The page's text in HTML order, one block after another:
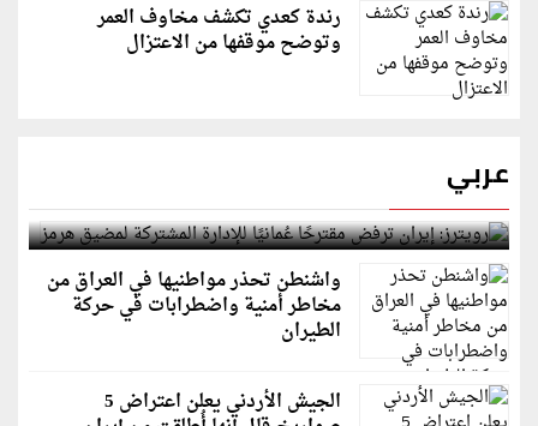
رندة كعدي تكشف مخاوف العمر
وتوضح موقفها من الاعتزال
عربي
رويترز: إيران ترفض مقترحًا عُمانيًا للإدارة المشتركة
لمضيق هرمز
واشنطن تحذر مواطنيها في العراق من
مخاطر أمنية واضطرابات في حركة
الطيران
الجيش الأردني يعلن اعتراض 5